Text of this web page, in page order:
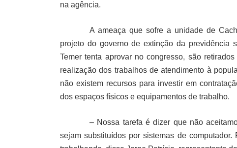
na agência.
A ameaça que sofre a unidade de
projeto do governo de extinção da previdência
Temer tenta aprovar no congresso, são
realização dos trabalhos de atendimento à
não existem recursos para investir em
dos espaços físicos e equipamentos de trabalho.
– Nossa tarefa é dizer que não
sejam substituídos por sistemas de